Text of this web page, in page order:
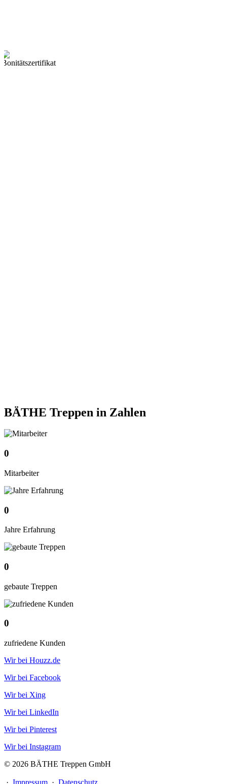
BÄTHE Treppen in Zahlen
0
Mitarbeiter
0
Jahre Erfahrung
0
gebaute Treppen
0
zufriedene Kunden
Wir bei Houzz.de
Wir bei Facebook
Wir bei Xing
Wir bei LinkedIn
Wir bei Pinterest
Wir bei Instagram
© 2026 BÄTHE Treppen GmbH